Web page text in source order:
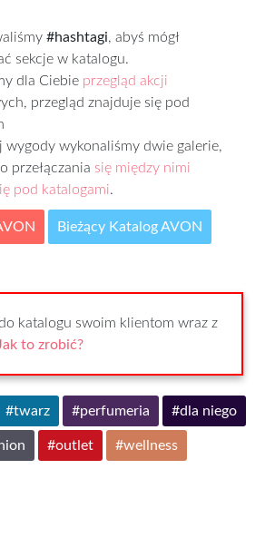
#hashtagi, abyś mógł
sekcje w katalogu.
dla Ciebie przegląd akcji
przegląd znajduje się pod
wygody wykonaliśmy dwie galerie,
przełączania się między nimi
pod katalogami.
Bieżący Katalog AVON
katalogu swoim klientom wraz z
to zrobić?